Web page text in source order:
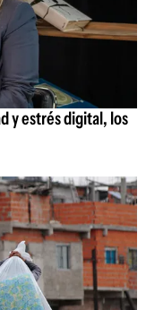
y estrés digital, los